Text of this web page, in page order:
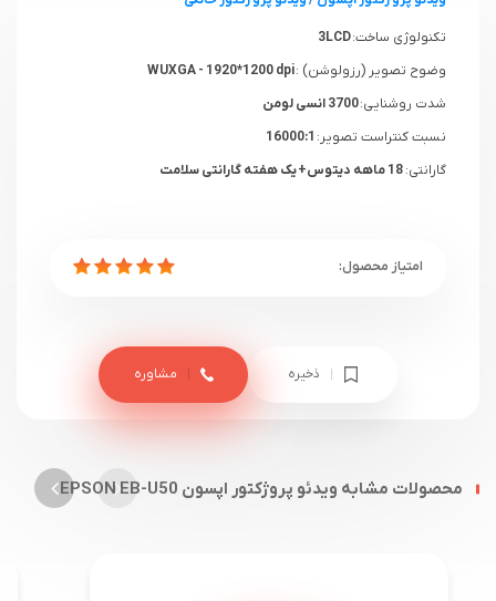
تکنولوژی ساخت:3LCD
وضوح تصویر (رزولوشن) :
شدت روشنایی:3700 انسی لومن
نسبت کنتراست تصویر:
گارانتی:
ذخیره مشاوره
محصولات مشابه ویدئو پروژکتور اپسون EPSON EB-U50